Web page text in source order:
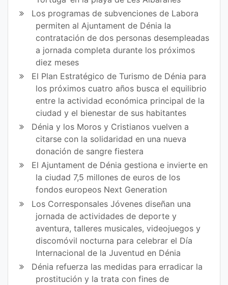
Los programas de subvenciones de Labora
permiten al Ajuntament de Dénia la
contratación de dos personas desempleadas
a jornada completa durante los próximos
diez meses
El Plan Estratégico de Turismo de Dénia para
los próximos cuatro años busca el equilibrio
entre la actividad económica principal de la
ciudad y el bienestar de sus habitantes
Dénia y los Moros y Cristianos vuelven a
citarse con la solidaridad en una nueva
donación de sangre fiestera
El Ajuntament de Dénia gestiona e invierte en
la ciudad 7,5 millones de euros de los
fondos europeos Next Generation
Los Corresponsales Jóvenes diseñan una
jornada de actividades de deporte y
aventura, talleres musicales, videojuegos y
discomóvil nocturna para celebrar el Día
Internacional de la Juventud en Dénia
Dénia refuerza las medidas para erradicar la
prostitución y la trata con fines de